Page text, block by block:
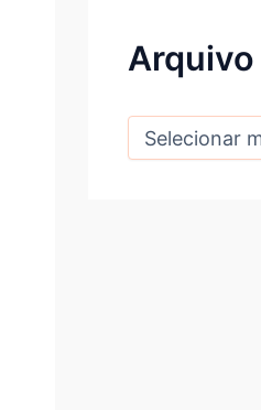
Arquivo